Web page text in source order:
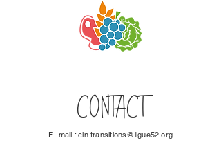
CONTACT
E- mail :cin.transitions@ligue52.org